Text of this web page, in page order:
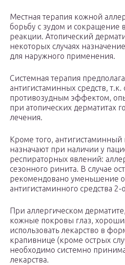
Местная терапия кожной
борьбу с зудом и сокращение
реакции. Атопический
некоторых случаях
для наружного применения.
Системная терапия
антигистаминных средств,
противозудным эффектом,
при атопических дерматитах
лечения.
Кроме того, антигистаминный
назначают при наличии у
респираторных явлений:
сезонного ринита. В случае
рекомендовано уменьшение
антигистаминного средства
При аллергическом
кожные покровы глаз,
использовать лекарство в
крапивнице (кроме острых
необходимо системно
лекарства.